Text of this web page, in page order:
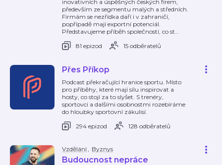
inovativních a úspěšných českých firem,
především ze segmentu malých a středních.
Firmám se nezřídka daří i v zahraničí,
popřípadě mají exportní potenciál.
Představujeme příběh společností, co st…
81 epizod
15 odběratelů
Přes Příkop
Podcast překračující hranice sportu. Místo
pro příběhy, které mají sílu inspirovat a
hosty, co stojí za to slyšet. S trenéry,
sportovci a dalšími osobnostmi rozebíráme
do hloubky sportovní zákulisí.
294 epizod
128 odběratelů
Vzdělání, Byznys
Budoucnost nepráce